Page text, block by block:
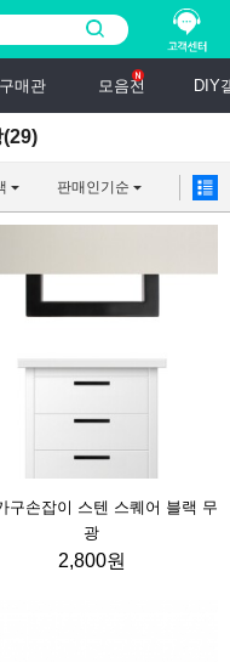
매관 모음전 DIY
판매인기순
구손잡이 스텐 스퀘어 블랙 무
광
2,800원